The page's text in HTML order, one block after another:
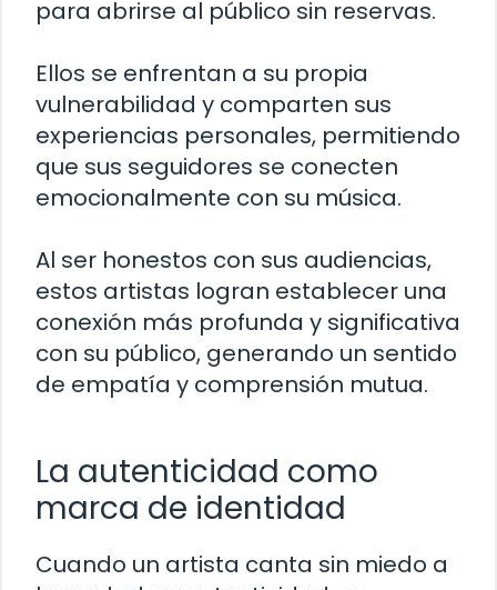
para abrirse al público sin reservas.
Ellos se enfrentan a su propia
vulnerabilidad y comparten sus
experiencias personales, permitiendo
que sus seguidores se conecten
emocionalmente con su música.
Al ser honestos con sus audiencias,
estos artistas logran establecer una
conexión más profunda y significativa
con su público, generando un sentido
de empatía y comprensión mutua.
La autenticidad como
marca de identidad
Cuando un artista canta sin miedo a